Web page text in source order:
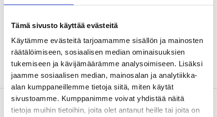
Tämä sivusto käyttää evästeitä
Käytämme evästeitä tarjoamamme sisällön ja mainosten
räätälöimiseen, sosiaalisen median ominaisuuksien
tukemiseen ja kävijämäärämme analysoimiseen. Lisäksi
jaamme sosiaalisen median, mainosalan ja analytiikka-
alan kumppaneillemme tietoja siitä, miten käytät
sivustoamme. Kumppanimme voivat yhdistää näitä
tietoja muihin tietoihin, joita olet antanut heille tai joita on
Technical specifications
Quantity
2 pcs
About the manufacturer